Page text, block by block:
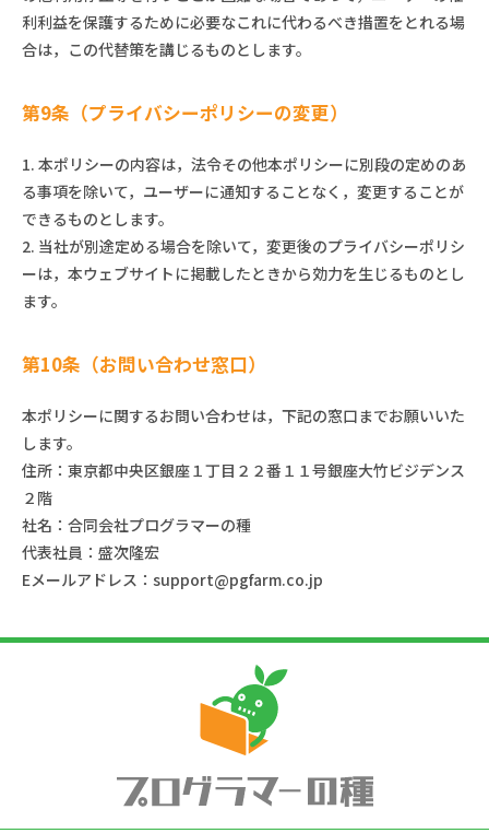
利利益を保護するために必要なこれに代わるべき措置をとれる場
合は，この代替策を講じるものとします。
第9条（プライバシーポリシーの変更）
1. 本ポリシーの内容は，法令その他本ポリシーに別段の定めのあ
る事項を除いて，ユーザーに通知することなく，変更することが
できるものとします。
2. 当社が別途定める場合を除いて，変更後のプライバシーポリシ
ーは，本ウェブサイトに掲載したときから効力を生じるものとし
ます。
第10条（お問い合わせ窓口）
本ポリシーに関するお問い合わせは，下記の窓口までお願いいた
します。
住所：東京都中央区銀座１丁目２２番１１号銀座大竹ビジデンス
２階
社名：合同会社プログラマーの種
代表社員：盛次隆宏
Eメールアドレス：support@pgfarm.co.jp